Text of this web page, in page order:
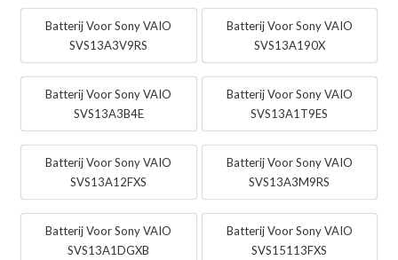
Batterij Voor Sony VAIO
SVS13A3V9RS
Batterij Voor Sony VAIO
SVS13A190X
Batterij Voor Sony VAIO
SVS13A3B4E
Batterij Voor Sony VAIO
SVS13A1T9ES
Batterij Voor Sony VAIO
SVS13A12FXS
Batterij Voor Sony VAIO
SVS13A3M9RS
Batterij Voor Sony VAIO
SVS13A1DGXB
Batterij Voor Sony VAIO
SVS15113FXS